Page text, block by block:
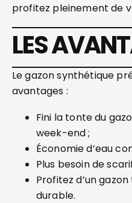
profitez pleinement de
LES
Le gazon synthétique
avantages :
Fini la tonte du
week-end ;
Économie d’eau
Plus besoin de
Profitez d’un
durable.